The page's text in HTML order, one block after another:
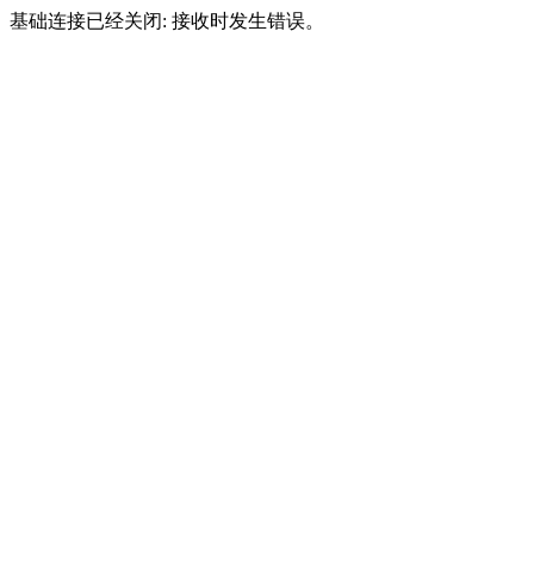
基础连接已经关闭: 接收时发生错误。